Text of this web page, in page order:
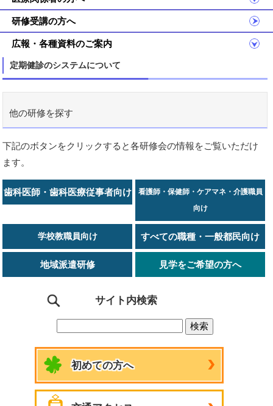
研修受講の方へ
広報・各種資料のご案内
定期健診のシステムについて
他の研修を探す
下記のボタンをクリックすると各研修会の情報をご覧いただけ
ます。
歯科医師・歯科医療従事者向け
看護師・保健師・ケアマネ・介護職員
向け
学校教職員向け すべての職種・一般都民向け
地域派遣研修 見学をご希望の方へ
サイト内検索
初めての方へ